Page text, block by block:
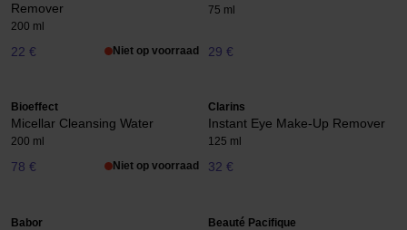
Remover
200 ml
22 € Niet op voorraad
75 ml
29 €
Bioeffect
Micellar Cleansing Water
200 ml
78 € Niet op voorraad
Clarins
Instant Eye Make-Up Remover
125 ml
32 €
Babor Beauté Pacifique